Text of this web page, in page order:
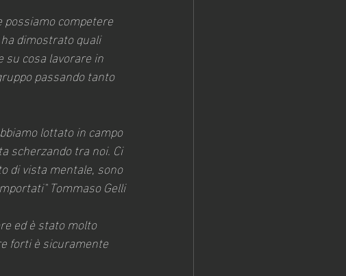
possiamo competere
dimostrato quali
su cosa lavorare in
passando tanto
lottato in campo
scherzando tra noi. Ci
di vista mentale, sono
Tommaso Gelli
ed è stato molto
forti è sicuramente